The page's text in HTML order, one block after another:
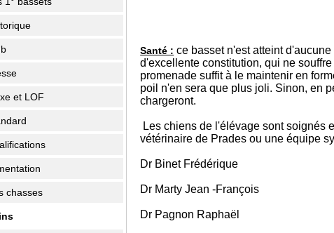
et LOF
chasses
Santé : ce basset n'est atteint
d'excellente constitution, qui ne
promenade suffit à le maintenir en
poil n'en sera que plus joli. Sinon, en
chargeront.
Les chiens de l'élévage sont soignés
vétérinaire de Prades ou une équipe
Dr Binet Frédérique
Dr Marty Jean -François
Dr Pagnon Raphaël